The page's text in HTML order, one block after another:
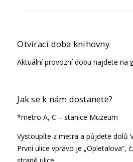
Otvírací doba knihovny
Aktuální provozní dobu najdete na
Jak se k nám dostanete?
*metro A, C – stanice Muzeum
Vystoupíte z metra a půjdete dolů
První ulice vpravo je „Opletalova“,